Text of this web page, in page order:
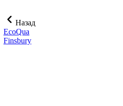
Назад
EcoQua
Finsbury